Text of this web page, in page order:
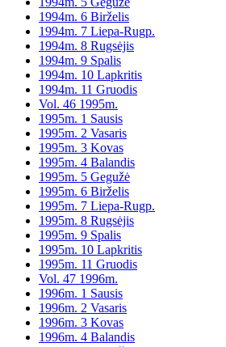
1994m. 6 Birželis
1994m. 7 Liepa-Rugp.
1994m. 8 Rugsėjis
1994m. 9 Spalis
1994m. 10 Lapkritis
1994m. 11 Gruodis
Vol. 46 1995m.
1995m. 1 Sausis
1995m. 2 Vasaris
1995m. 3 Kovas
1995m. 4 Balandis
1995m. 5 Gegužė
1995m. 6 Birželis
1995m. 7 Liepa-Rugp.
1995m. 8 Rugsėjis
1995m. 9 Spalis
1995m. 10 Lapkritis
1995m. 11 Gruodis
Vol. 47 1996m.
1996m. 1 Sausis
1996m. 2 Vasaris
1996m. 3 Kovas
1996m. 4 Balandis